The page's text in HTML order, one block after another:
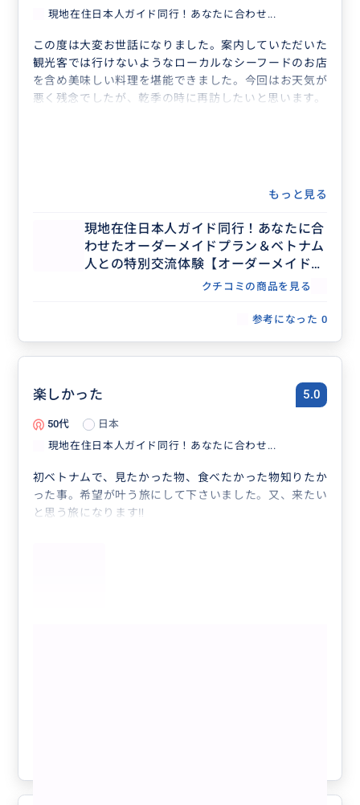
現地在住日本人ガイド同行！あなたに合わせ...
この度は大変お世話になりました。案内していただいた
観光客では行けないようなローカルなシーフードのお店
を含め美味しい料理を堪能できました。今回はお天気が
悪く残念でしたが、乾季の時に再訪したいと思います。
もっと見る
現地在住日本人ガイド同行！あなたに合
わせたオーダーメイドプラン＆ベトナム
人との特別交流体験【オーダーメイドツ
クチコミの商品を見る
参考になった 0
楽しかった 5.0
50代
日本
現地在住日本人ガイド同行！あなたに合わせ...
初ベトナムで、見たかった物、食べたかった物知りたか
った事。希望が叶う旅にして下さいました。又、来たい
と思う旅になります‼️